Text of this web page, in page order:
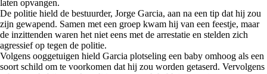
laten opvangen.
De politie hield de bestuurder, Jorge Garcia, aan na een tip dat hij zou
zijn gewapend. Samen met een groep kwam hij van een feestje, maar
de inzittenden waren het niet eens met de arrestatie en stelden zich
agressief op tegen de politie.
Volgens ooggetuigen hield Garcia plotseling een baby omhoog als een
soort schild om te voorkomen dat hij zou worden getaserd. Vervolgens